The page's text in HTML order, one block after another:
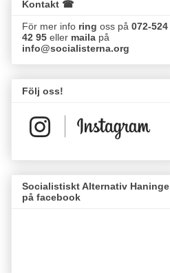
Kontakt ☎
För mer info ring oss på 072-524
42 95 eller maila på
info@socialisterna.org
Följ oss!
Socialistiskt Alternativ Haninge
på facebook